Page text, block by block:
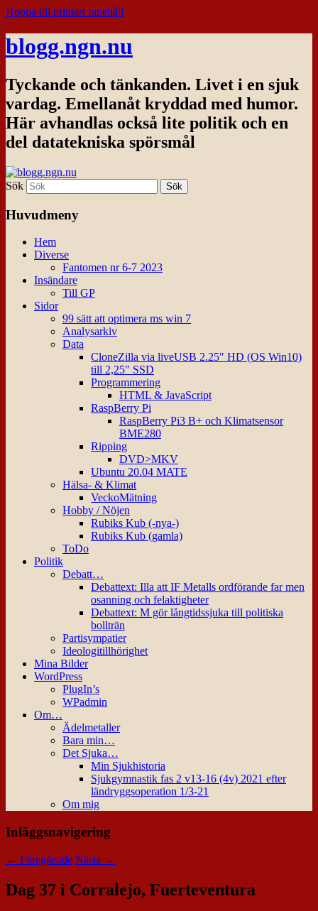
Hoppa till primärt innehåll
blogg.ngn.nu
Tyckande och tänkanden. Livet i en sjuk
vardag. Emellanåt kryddad med humor.
Här avhandlas också lite politik och en
del datatekniska spörsmål
Sök
Huvudmeny
Hem
Diverse
Fantomen nr 6-7 2023
Insändare
Till GP
Sidor
99 sätt att optimera ms win 7
Analysarkiv
Data
CloneZilla via liveUSB 2.25″ HD (OS Win10)
till 2,25″ SSD
Programmering
HTML & JavaScript
RaspBerry Pi
RaspBerry Pi3 B+ och Klimatsensor
BME280
Ripping
DVD>MKV
Ubuntu 20.04 MATE
Hälsa- & Klimat
VeckoMätning
Hobby / Nöjen
Rubiks Kub (-nya-)
Rubiks Kub (gamla)
ToDo
Politik
Debatt…
Debattext: Illa att IF Metalls ordförande far men
osanning och felaktigheter
Debattext: M gör långtidssjuka till politiska
bollträn
Partisympatier
Ideologitillhörighet
Mina Bilder
WordPress
PlugIn’s
WPadmin
Om…
Ädelmetaller
Bara min…
Det Sjuka…
Min Sjukhistoria
Sjukgymnastik fas 2 v13-16 (4v) 2021 efter
ländryggsoperation 1/3-21
Om mig
Inläggsnavigering
← Föregående Nästa →
Dag 37 i Corralejo, Fuerteventura